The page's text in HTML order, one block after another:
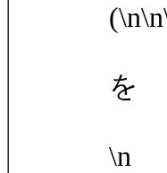
を
\n